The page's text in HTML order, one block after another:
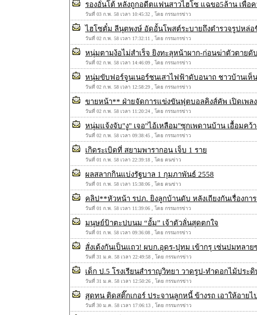
รองอั๋นโต้ หลังถูกอดีตแฟนสาวไฮโซ แฉขอ5ล้าน เพื่อ
วันที่ 03 ก.พ. 58 เวลา 10:45:32 , โดย กรรมกรข่าว
ไฮโซตั๋ม ลีนุตพงษ์ อัดอั้นโพสต์ระบายถึงตำรวจรูปหล่อ
วันที่ 02 ก.พ. 58 เวลา 17:32:11 , โดย กรรมกรข่าว
หนุ่มตามง้อไม่สำเร็จ ยิงทะลุหน้าผาก-ก่อนฆ่าตัวตายดั
วันที่ 02 ก.พ. 58 เวลา 14:46:09 , โดย กรรมกรข่าว
หนุ่มขับฟอร์จูนเนอร์ชนเสาไฟฟ้าดับอนาถ ชาวบ้านเห็
วันที่ 02 ก.พ. 58 เวลา 12:58:29 , โดย กรรมกรข่าว
ขายหน้า** ฝ่ายจัดการแข่งขันฟุตบอลคิงส์คัพ เปิดเพล
วันที่ 02 ก.พ. 58 เวลา 11:20:24 , โดย กรรมกรข่าว
หนุ่มแจ้งจับ"งู" เจอ"ไอ้เหลือม"ซุกเพดานบ้าน เอื้อมคว้
วันที่ 02 ก.พ. 58 เวลา 09:38:45 , โดย กรรมกรข่าว
เกิดระเบิดที่ สยามพารากอน เจ็บ 1 ราย
วันที่ 01 ก.พ. 58 เวลา 22:39:18 , โดย ตนข่าว
ผลสลากกินแบ่งรัฐบาล 1 กุมภาพันธ์ 2558
วันที่ 01 ก.พ. 58 เวลา 15:38:06 , โดย ตนข่าว
คลิป**หัวหน้า รปภ. ยิงลูกบ้านดับ หลังเถียงกันเรื่องกา
วันที่ 01 ก.พ. 58 เวลา 11:39:06 , โดย กรรมกรข่าว
มนุษย์ป้าตะปบนม “อั้ม” เจ้าตัวลั่นสุดตกใจ
วันที่ 01 ก.พ. 58 เวลา 09:36:08 , โดย กรรมกรข่าว
สั่งเด้งกันเป็นแถว! ผบก.อุดร-ปุทม เข้ากรุ เซ่นปมทลาย
วันที่ 31 ม.ค. 58 เวลา 22:49:58 , โดย กรรมกรข่าว
เด็ก ป.5 โรงเรียนสำราญวิทยา วาดรูป-ทำดอกไม้ประ
วันที่ 31 ม.ค. 58 เวลา 12:50:26 , โดย กรรมกรข่าว
สุดทน ติดสติ๊กเกอร์ ประจานลูกหนี้ ข้างรถ เอาให้อายไ
วันที่ 30 ม.ค. 58 เวลา 17:06:13 , โดย กรรมกรข่าว